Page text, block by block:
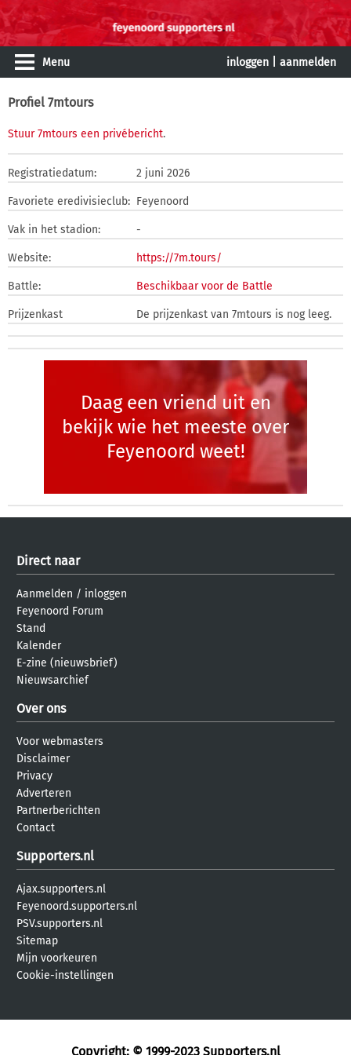
Menu inloggen aanmelden
Profiel 7mtours
Stuur 7mtours een privébericht.
Registratiedatum: 2 juni 2026
Favoriete eredivisieclub: Feyenoord
Vak in het stadion: -
Website: https://7m.tours/
Battle: Beschikbaar voor de Battle
Prijzenkast De prijzenkast van 7mtours is nog leeg.
Daag een vriend uit en
bekijk wie het meeste over
Feyenoord weet!
Direct naar
Aanmelden / inloggen
Feyenoord Forum
Stand
Kalender
E-zine (nieuwsbrief)
Nieuwsarchief
Over ons
Voor webmasters
Disclaimer
Privacy
Adverteren
Partnerberichten
Contact
Supporters.nl
Ajax.supporters.nl
Feyenoord.supporters.nl
PSV.supporters.nl
Sitemap
Mijn voorkeuren
Cookie-instellingen
Copyright: © 1999-2023 Supporters.nl